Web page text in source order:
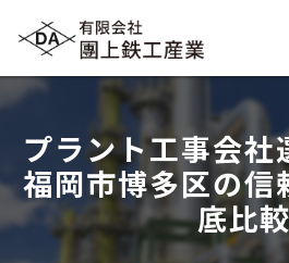
プラント工事会社
福岡市博多区の信
底比較